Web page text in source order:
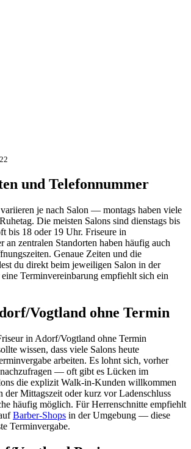
und Telefonnummer
je nach Salon — montags haben viele
Die meisten Salons sind dienstags bis
bis 18 oder 19 Uhr. Friseure in
an zentralen Standorten haben häufig auch
Genaue Zeiten und die
du direkt beim jeweiligen Salon in der
Terminvereinbarung empfiehlt sich ein
Vogtland ohne Termin
in Adorf/Vogtland ohne Termin
wissen, dass viele Salons heute
arbeiten. Es lohnt sich, vorher
— oft gibt es Lücken im
die explizit Walk-in-Kunden willkommen
der Mittagszeit oder kurz vor Ladenschluss
häufig möglich. Für Herrenschnitte empfiehlt
Barber-Shops in der Umgebung — diese
Terminvergabe.